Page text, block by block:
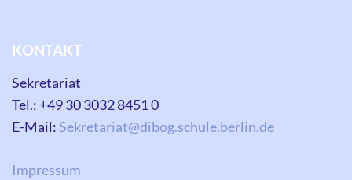
KONTAKT
Sekretariat
Tel.: +49 30 3032 8451 0
E-Mail: Sekretariat@dibog.schule.berlin.de
Impressum